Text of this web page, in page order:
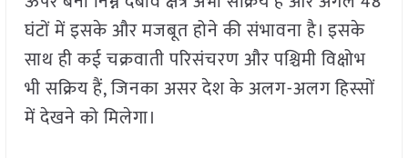
घंटों में इसके और मजबूत होने की संभावना है। इसके
साथ ही कई चक्रवाती परिसंचरण और पश्चिमी विक्षोभ
भी सक्रिय हैं, जिनका असर देश के अलग-अलग हिस्सों
में देखने को मिलेगा।